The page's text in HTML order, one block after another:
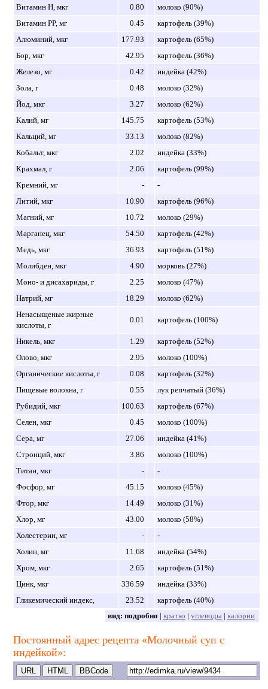
Витамин H, мкг 0.80
молоко (90%)
Витамин PP, мг
0.45
картофель (39%)
Алюминий, мкг
177.93
картофель (65%)
Бор, мкг
42.95
картофель (36%)
Железо, мг
0.42
индейка (42%)
Зола, г
0.48
молоко (32%)
Йод, мкг
3.27
молоко (62%)
Калий, мг
145.75
картофель (53%)
Кальций, мг
33.13
молоко (82%)
Кобальт, мкг
2.02
индейка (33%)
Крахмал, г
2.06
картофель (99%)
Кремний, мг
-
-
Литий, мкг
10.90
картофель (96%)
Магний, мг
10.72
молоко (29%)
Марганец, мкг
54.50
картофель (42%)
Медь, мкг
36.93
картофель (51%)
Молибден, мкг
4.90
морковь (27%)
Моно- и дисахариды, г
2.25
молоко (47%)
Натрий, мг
18.29
молоко (62%)
Ненасыщеные жирные
кислоты, г
0.01 картофель (100%)
Никель, мкг 1.29
картофель (52%)
Олово, мкг
2.95
молоко (100%)
Органические кислоты, г
0.08
картофель (32%)
Пищевые волокна, г
0.55
лук репчатый (36%)
Рубидий, мкг
100.63
картофель (67%)
Селен, мкг
0.45
молоко (100%)
Сера, мг
27.06
индейка (41%)
Стронций, мкг
3.86
молоко (100%)
Титан, мкг
-
-
Фосфор, мг
45.15
молоко (45%)
Фтор, мкг
14.49
молоко (31%)
Хлор, мг
43.00
молоко (58%)
Холестерин, мг
-
-
Холин, мг
11.68
индейка (54%)
Хром, мкг
2.65
картофель (51%)
Цинк, мкг
336.59
индейка (33%)
Гликемический индекс,
23.52
картофель (40%)
вид: подробно | кратко | углеводы| калории
Постоянный адрес рецепта «Молочный суп с
индейкой»: